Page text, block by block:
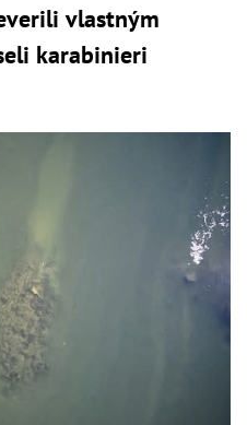
vlastným
karabinieri